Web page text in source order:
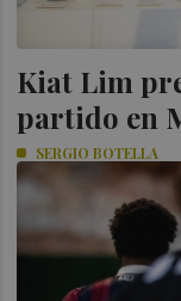
Kiat Lim
partido en
SERGIO BOTELLA